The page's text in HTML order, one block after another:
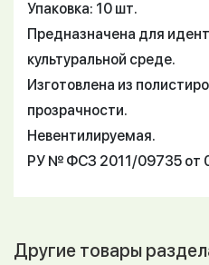
Упаковка: 10 шт.
Предназначена для
культуральной среде.
Изготовлена из
прозрачности.
Невентилируемая.
РУ № ФСЗ 2011/09735 от
Другие товары